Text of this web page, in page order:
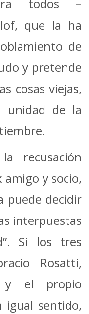
todos –
que la ha
de
y pretende
cosas viejas,
unidad de la
recusación
y socio,
puede decidir
interpuestas
Si los tres
Rosatti,
y el propio
igual sentido,